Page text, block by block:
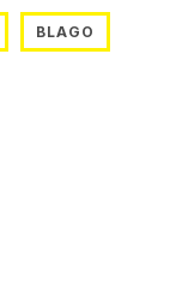
BLAGO